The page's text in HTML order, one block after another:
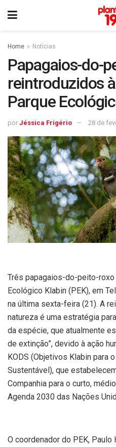
Home Notícias
Papagaios-do-
reintroduzidos
Parque
por Jéssica Frigério 28 de
Três papagaios-do-peito-roxo
Ecológico Klabin (PEK), em
na última sexta-feira (21). A
natureza é uma estratégia
da espécie, que atualmente
de extinção”, devido à ação
KODS (Objetivos Klabin para
Sustentável), que
Companhia para o curto,
Agenda 2030 das Nações
O coordenador do PEK,